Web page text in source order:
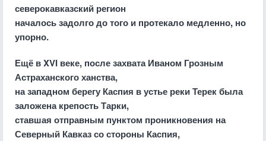
северокавказский регион
началось задолго до того и протекало медленно, но
упорно.
Ещё в XVI веке, после захвата Иваном Грозным
Астраханского ханства,
на западном берегу Каспия в устье реки Терек была
заложена крепость Тарки,
ставшая отправным пунктом проникновения на
Северный Кавказ со стороны Каспия,